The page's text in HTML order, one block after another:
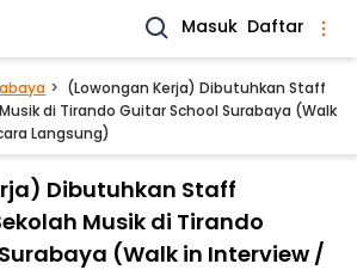
Masuk Daftar
(Lowongan Kerja) Dibutuhkan Staff
di Tirando Guitar School Surabaya (Walk
Langsung)
Dibutuhkan Staff
Musik di Tirando
(Walk in Interview /